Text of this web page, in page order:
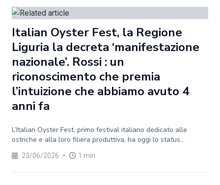
Italian Oyster Fest, la Regione
Liguria la decreta ‘manifestazione
nazionale’. Rossi : un
riconoscimento che premia
l’intuizione che abbiamo avuto 4
anni fa
L’Italian Oyster Fest, primo festival italiano dedicato alle
ostriche e alla loro filiera produttiva, ha oggi lo status...
23/06/2026 • 1 min